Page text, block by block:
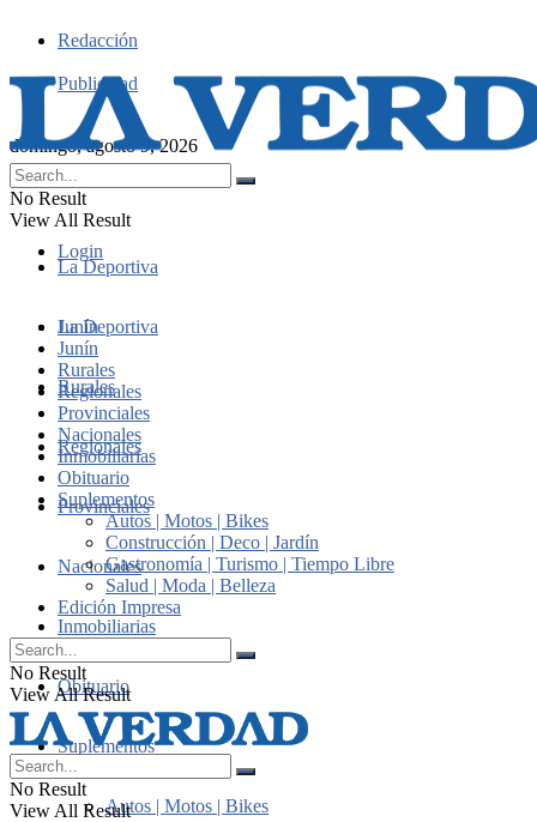
Redacción
Publicidad
domingo, agosto 9, 2026
Login
No Result
View All Result
La Deportiva
Junín
Rurales
Regionales
Provinciales
Nacionales
Inmobiliarias
Obituario
Suplementos
Autos | Motos | Bikes
La Deportiva
Junín
Rurales
Regionales
Provinciales
Nacionales
Inmobiliarias
Obituario
Suplementos
Autos | Motos | Bikes
Construcción | Deco | Jardín
Gastronomía | Turismo | Tiempo Libre
Salud | Moda | Belleza
Edición Impresa
No Result
View All Result
No Result
View All Result